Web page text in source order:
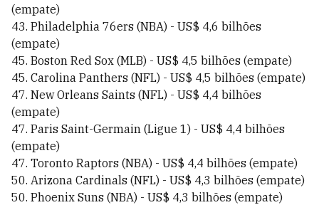
(empate)
43. Philadelphia 76ers (NBA) - US$ 4,6 bilhões
(empate)
45. Boston Red Sox (MLB) - US$ 4,5 bilhões (empate)
45. Carolina Panthers (NFL) - US$ 4,5 bilhões (empate)
47. New Orleans Saints (NFL) - US$ 4,4 bilhões
(empate)
47. Paris Saint-Germain (Ligue 1) - US$ 4,4 bilhões
(empate)
47. Toronto Raptors (NBA) - US$ 4,4 bilhões (empate)
50. Arizona Cardinals (NFL) - US$ 4,3 bilhões (empate)
50. Phoenix Suns (NBA) - US$ 4,3 bilhões (empate)